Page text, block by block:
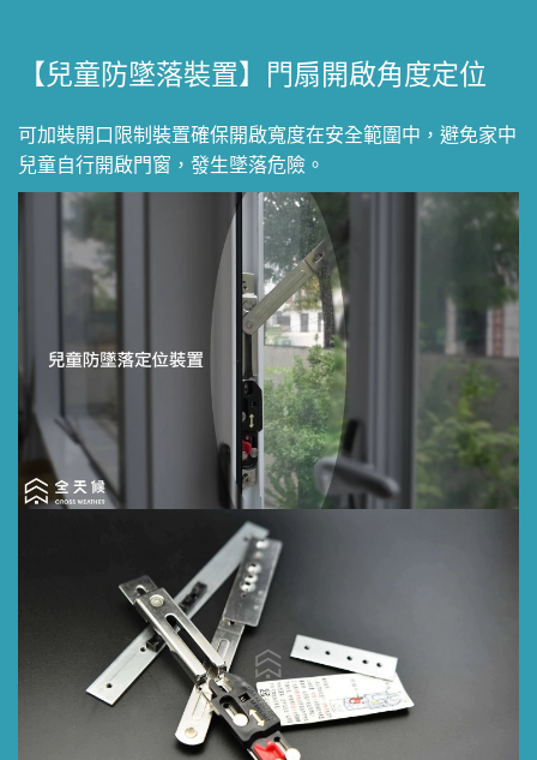
【兒童防墜落裝置】門扇開啟角度定位
可加裝開口限制裝置確保開啟寬度在安全範圍中，避免家中
兒童自行開啟門窗，發生墜落危險。